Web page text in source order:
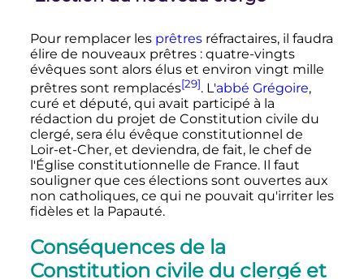
Pour remplacer les prêtresréfractaires, il faudra
élire de nouveaux prêtres : quatre-vingts
évêques sont alors élus et environ vingt mille
prêtres sont remplacés[29]. L'abbé Grégoire,
curé et député, qui avait participé à la
rédaction du projet de Constitution civile du
clergé, sera élu évêque constitutionnel de
Loir-et-Cher, et deviendra, de fait, le chef de
l'Église constitutionnelle de France. Il faut
souligner que ces élections sont ouvertes aux
non catholiques, ce qui ne pouvait qu'irriter les
fidèles et la Papauté.
Conséquences de la
Constitution civile du clergé et